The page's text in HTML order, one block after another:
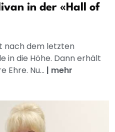
in der «Hall of
nach dem letzten
in die Höhe. Dann erhält
Ehre. Nu... | mehr